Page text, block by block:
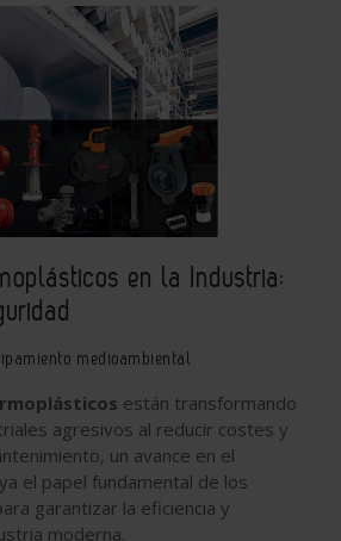
en la Industria:
medioambiental
están transformando
agresivos al reducir costes y
un avance en el
el papel fundamental de los
garantizar la eficiencia y
moderna.